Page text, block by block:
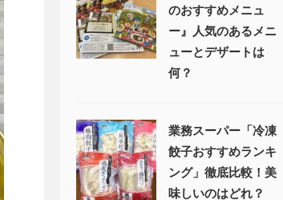
のおすすめメニュ
ー』人気のあるメニ
ューとデザートは
何？
業務スーパー「冷凍
餃子おすすめランキ
ング」徹底比較！美
味しいのはどれ？